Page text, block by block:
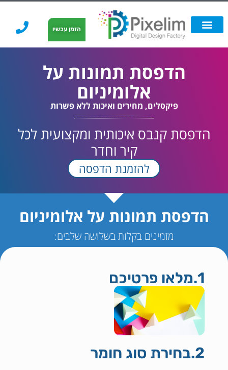
הזמן עכשיו
הדפסת תמונות על
אלומיניום
פיקסלים, מחירים ואיכות ללא פשרות
הדפסת קנבס איכותית ומקצועית לכל
קיר וחדר
להזמנת הדפסה
הדפסת תמונות על אלומיניום
מזמינים בקלות בשלושה שלבים:
1.מלאו פרטיכם
2.בחירת סוג חומר